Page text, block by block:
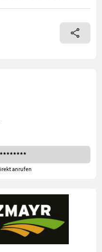
Rahmenbreite - mit
anrufen